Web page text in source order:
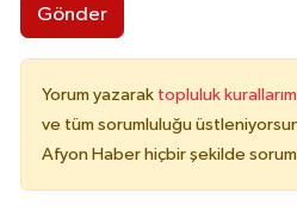
Gönder
Yorum yazarak topluluk
ve tüm sorumluluğu
Afyon Haber hiçbir şekilde